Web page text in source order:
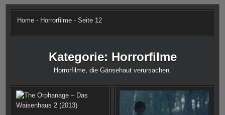
Home - Horrorfilme -Seite 12
Kategorie: Horrorfilme
Horrorfilme, die Gänsehaut verursachen.